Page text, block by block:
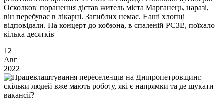
Осколкові поранення дістав житель міста Марганець, наразі,
він перебуває в лікарні. Загиблих немає. Наші хлопці
відповідали. На концерт до кобзона, в спаленій РСЗВ, поїхало
кілька десятків
12
Авг
2022